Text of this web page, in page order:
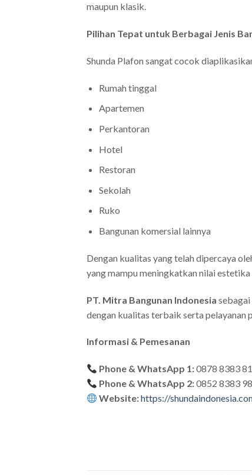
maupun klasik.
Pilihan Tepat untuk Berbagai Jenis
Shunda Plafon sangat cocok
Rumah tinggal
Apartemen
Perkantoran
Hotel
Restoran
Sekolah
Ruko
Bangunan komersial lainnya
Dengan kualitas yang telah dipercaya
yang mampu meningkatkan nilai estetika
PT. Mitra Bangunan Indonesia
dengan kualitas terbaik serta pelayanan
Informasi & Pemesanan
Phone & WhatsApp 1:0878 8383
Phone & WhatsApp 2:0852 8383
Website:https://